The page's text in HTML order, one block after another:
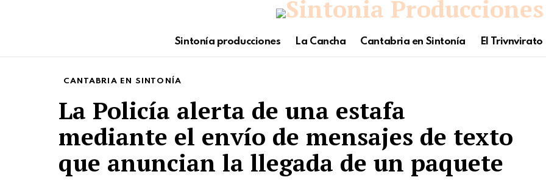
Sintonía producciones La Cancha Cantabria en Sintonía El Trivnvirato
CANTABRIA EN SINTONÍA
La Policía alerta de una estafa
mediante el envío de mensajes de texto
que anuncian la llegada de un paquete